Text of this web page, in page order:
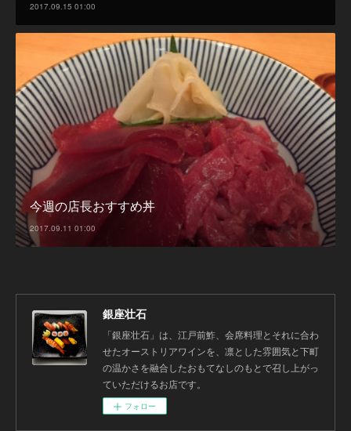
2017.09.15 01:00
今週の店長おすすめ丼
2017.09.11 01:00
銀座壮石
「銀座壮石」は、江戸前鮓、会席料理とそれに合わ
せたオーストリアワインを、凛とした雰囲気と下町
の温かさを融合したおもてなしのもとで召し上がっ
ていただけるお店です。
フォロー